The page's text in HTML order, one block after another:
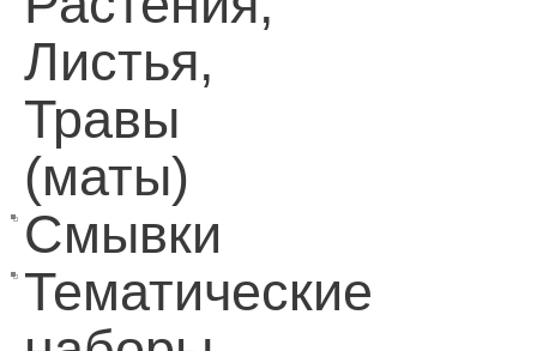
Листья,
Травы
(маты)
Смывки
Тематические